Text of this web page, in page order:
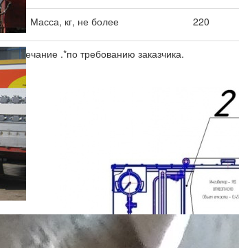
9 Масса, кг, не более 220
Примечание .*по требованию заказчика.